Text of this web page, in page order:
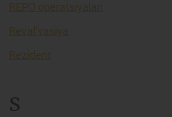
REPO operatsiyalari
Reval’vasiya
Rezident
S